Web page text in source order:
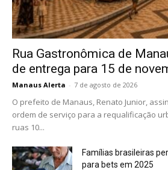
Rua Gastronômica de
de entrega para 15 de
Manaus Alerta - 7 de agosto de 2026
O prefeito de Manaus, Renato Junior,
ordem de serviço para a requalificação
ruas 10...
Famílias brasileiras
para bets em 2025